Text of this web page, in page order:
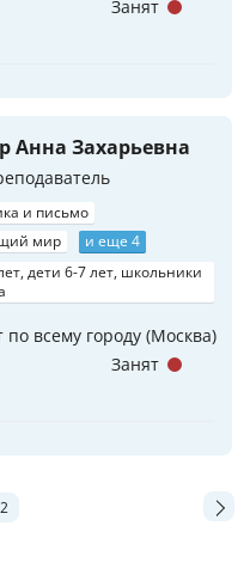
Занят
Анна Захарьевна
и письмо
мир
и еще 4
дети 6-7 лет, школьники
по всему городу (Москва)
Занят
2